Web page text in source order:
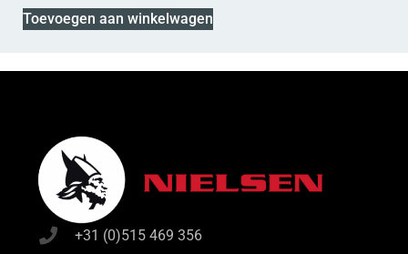
Toevoegen aan winkelwagen
+31 (0)515 469 356